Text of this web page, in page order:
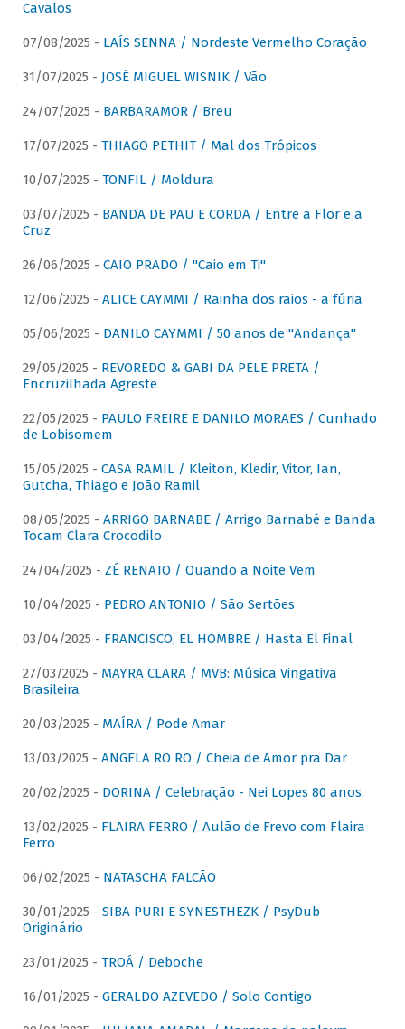
Cavalos
07/08/2025 - LAÍS SENNA / Nordeste Vermelho Coração
31/07/2025 - JOSÉ MIGUEL WISNIK / Vão
24/07/2025 - BARBARAMOR / Breu
17/07/2025 - THIAGO PETHIT / Mal dos Trópicos
10/07/2025 - TONFIL / Moldura
03/07/2025 - BANDA DE PAU E CORDA / Entre a Flor e a
Cruz
26/06/2025 - CAIO PRADO / "Caio em Ti"
12/06/2025 - ALICE CAYMMI / Rainha dos raios - a fúria
05/06/2025 - DANILO CAYMMI / 50 anos de "Andança"
29/05/2025 - REVOREDO & GABI DA PELE PRETA /
Encruzilhada Agreste
22/05/2025 - PAULO FREIRE E DANILO MORAES / Cunhado
de Lobisomem
15/05/2025 - CASA RAMIL / Kleiton, Kledir, Vitor, Ian,
Gutcha, Thiago e João Ramil
08/05/2025 - ARRIGO BARNABE / Arrigo Barnabé e Banda
Tocam Clara Crocodilo
24/04/2025 - ZÉ RENATO / Quando a Noite Vem
10/04/2025 - PEDRO ANTONIO / São Sertões
03/04/2025 - FRANCISCO, EL HOMBRE / Hasta El Final
27/03/2025 - MAYRA CLARA / MVB: Música Vingativa
Brasileira
20/03/2025 - MAÍRA / Pode Amar
13/03/2025 - ANGELA RO RO / Cheia de Amor pra Dar
20/02/2025 - DORINA / Celebração - Nei Lopes 80 anos.
13/02/2025 - FLAIRA FERRO / Aulão de Frevo com Flaira
Ferro
06/02/2025 - NATASCHA FALCÃO
30/01/2025 - SIBA PURI E SYNESTHEZK / PsyDub
Originário
23/01/2025 - TROÁ / Deboche
16/01/2025 - GERALDO AZEVEDO / Solo Contigo